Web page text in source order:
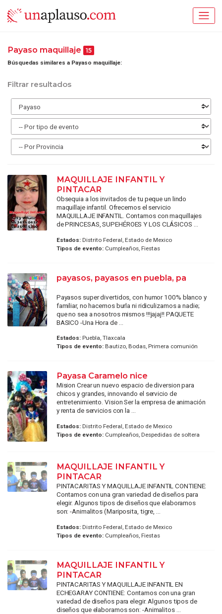
Payaso maquillaje 15
Búsquedas similares a Payaso maquillaje:
Filtrar resultados
MAQUILLAJE INFANTIL Y
PINTACAR
Obsequia a los invitados de tu peque un lindo
maquillaje infantil. Ofrecemos el servicio
MAQUILLAJE INFANTIL. Contamos con maquillajes
de PRINCESAS, SUPEHÉROES Y LOS CLÁSICOS ...
Estados:Distrito Federal, Estado de Mexico
Tipos de evento:Cumpleaños, Fiestas
payasos, payasos en puebla, pa
Payasos super divertidos, con humor 100% blanco y
familiar, no hacemos burla ni ridiculizamos a nadie;
que no sea a nosotros mismos !!!jajaj!! PAQUETE
BASICO -Una Hora de ...
Estados:Puebla, Tlaxcala
Tipos de evento:Bautizo, Bodas, Primera comunión
Payasa Caramelo nice
Mision Crear un nuevo espacio de diversion para
chicos y grandes, innovando el servicio de
entretenimiento. Vision Ser la empresa de animación
y renta de servicios con la ...
Estados:Distrito Federal, Estado de Mexico
Tipos de evento:Cumpleaños, Despedidas de soltera
MAQUILLAJE INFANTIL Y
PINTACAR
PINTACARITAS Y MAQUILLAJE INFANTIL CONTIENE:
Contamos con una gran variedad de diseños para
elegir. Algunos tipos de diseños que elaboramos
son: -Animalitos (Mariposita, tigre, ...
Estados:Distrito Federal, Estado de Mexico
Tipos de evento:Cumpleaños, Fiestas
MAQUILLAJE INFANTIL Y
PINTACAR
PINTACARITAS Y MAQUILLAJE INFANTIL EN
ECHEGARAY CONTIENE: Contamos con una gran
variedad de diseños para elegir. Algunos tipos de
diseños que elaboramos son: -Animalitos ...